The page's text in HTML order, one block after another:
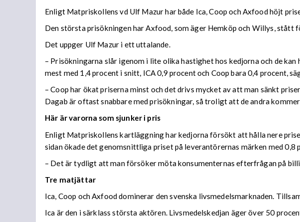
Enligt Matpriskollens vd Ulf Mazur har både Ica, Coop och Axfood höjt
Den största prisökningen har Axfood, som äger Hemköp och Willys, stått
Det uppger Ulf Mazur i ett uttalande.
– Prisökningarna slår igenom i lite olika hastighet hos kedjorna och de
mest med 1,4 procent i snitt, ICA 0,9 procent och Coop bara 0,4 procent,
– Coop har ökat priserna minst och det drivs mycket av att man sänkt
Dagab är oftast snabbare med prisökningar, så troligt att de andra
Här är varorna som sjunker i pris
Enligt Matpriskollens kartläggning har kedjorna försökt att hålla nere
sidan ökade det genomsnittliga priset på leverantörernas märken med 0,8
– Det är tydligt att man försöker möta konsumenternas efterfrågan på
Tre matjättar
Ica, Coop och Axfood dominerar den svenska livsmedelsmarknaden.
Ica är den i särklass största aktören. Livsmedelskedjan äger över 50